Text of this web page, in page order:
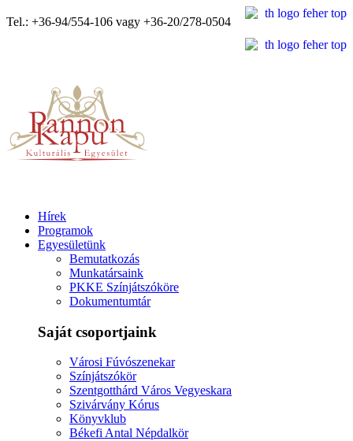
Tel.: +36-94/554-106 vagy +36-20/278-0504
Hírek
Programok
Egyesületünk
Bemutatkozás
Munkatársaink
PKKE Színjátszóköre
Dokumentumtár
Saját csoportjaink
Városi Fúvószenekar
Színjátszókör
Szentgotthárd Város Vegyeskara
Szivárvány Kórus
Könyvklub
Békefi Antal Népdalkör